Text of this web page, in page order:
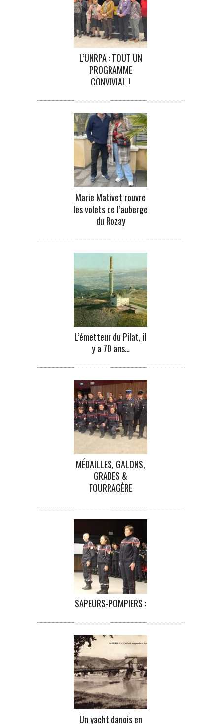
L’UNRPA : TOUT UN
PROGRAMME
CONVIVIAL !
Marie Mativet rouvre
les volets de l’auberge
du Rozay
L’émetteur du Pilat, il
y a 70 ans…
MÉDAILLES, GALONS,
GRADES &
FOURRAGÈRE
SAPEURS-POMPIERS :
Un yacht danois en